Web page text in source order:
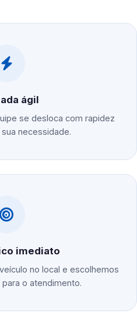
ágil
se desloca com rapidez
necessidade.
imediato
no local e escolhemos
o atendimento.